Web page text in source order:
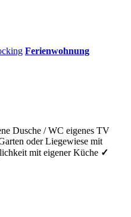
Ferienwohnung
Dusche / WC eigenes TV
oder Liegewiese mit
mit eigener Küche ✓